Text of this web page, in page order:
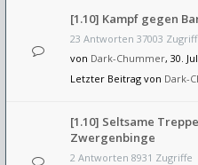
[1.10] Kampf gegen
23 Antworten 37003
von Dark-Chummer, 30.
Letzter Beitrag von Dark-
[1.10] Seltsame
Zwergenbinge
2 Antworten 8931 Zugriffe